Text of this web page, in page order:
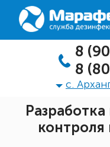
8
8
с.
контроля